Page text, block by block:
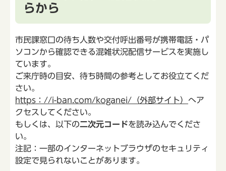
らから
市民課窓口の待ち人数や交付呼出番号が携帯電話・パ
ソコンから確認できる混雑状況配信サービスを実施し
ています。
ご来庁時の目安、待ち時間の参考としてお役立てくだ
さい。
https：//i-ban.com/koganei/（外部サイト） へア
クセスしてください。
もしくは、以下の二次元コードを読み込んでくださ
い。
注記：一部のインターネットブラウザのセキュリティ
設定で見られないことがあります。